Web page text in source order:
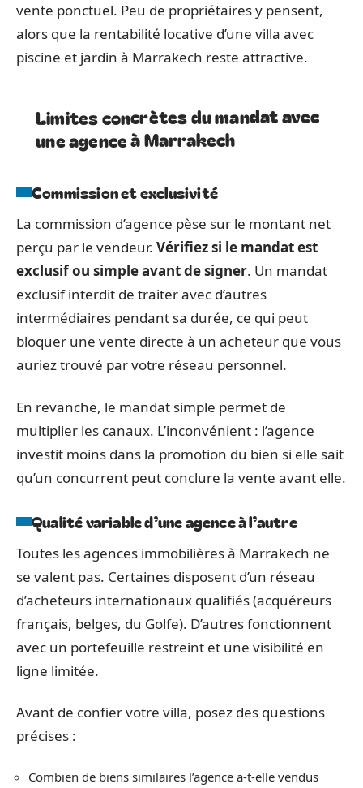
vente ponctuel. Peu de propriétaires y pensent,
alors que la rentabilité locative d’une villa avec
piscine et jardin à Marrakech reste attractive.
Limites concrètes du mandat avec
une agence à Marrakech
Commission et exclusivité
La commission d’agence pèse sur le montant net
perçu par le vendeur. Vérifiez si le mandat est
exclusif ou simple avant de signer. Un mandat
exclusif interdit de traiter avec d’autres
intermédiaires pendant sa durée, ce qui peut
bloquer une vente directe à un acheteur que vous
auriez trouvé par votre réseau personnel.
En revanche, le mandat simple permet de
multiplier les canaux. L’inconvénient : l’agence
investit moins dans la promotion du bien si elle sait
qu’un concurrent peut conclure la vente avant elle.
Qualité variable d’une agence à l’autre
Toutes les agences immobilières à Marrakech ne
se valent pas. Certaines disposent d’un réseau
d’acheteurs internationaux qualifiés (acquéreurs
français, belges, du Golfe). D’autres fonctionnent
avec un portefeuille restreint et une visibilité en
ligne limitée.
Avant de confier votre villa, posez des questions
précises :
Combien de biens similaires l’agence a-t-elle vendus